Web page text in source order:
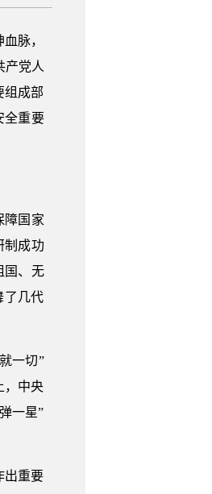
脉，
产党人
组成部
全重要
障国家
制成功
国、无
了几代
一切”
，中央
一星”
出重要